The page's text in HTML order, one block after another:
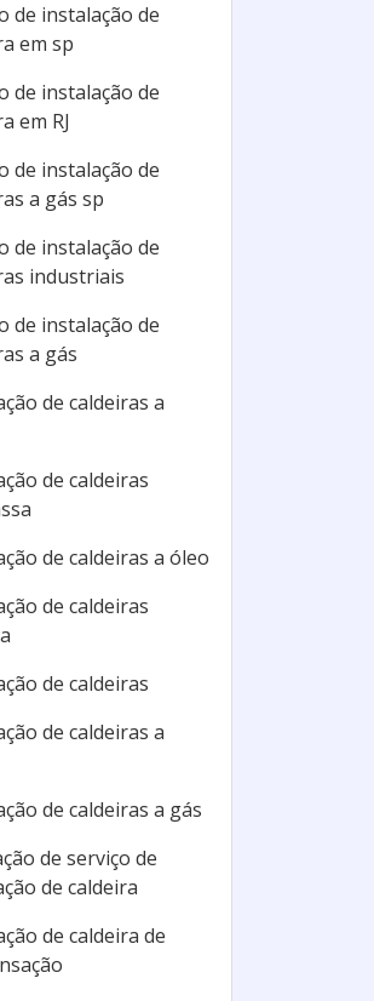
de instalação de
em sp
de instalação de
em RJ
de instalação de
a gás sp
de instalação de
industriais
de instalação de
a gás
de caldeiras a
de caldeiras
de caldeiras a óleo
de caldeiras
de caldeiras
de caldeiras a
de caldeiras a gás
de serviço de
de caldeira
de caldeira de